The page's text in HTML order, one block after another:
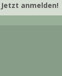
Jetzt anmelden!